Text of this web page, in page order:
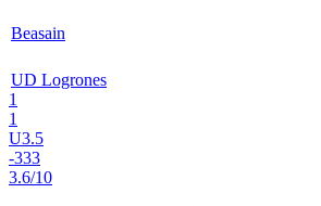
Beasain
UD Logrones
1
1
U3.5
-333
3.6/10